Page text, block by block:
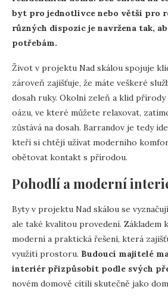
byt pro jednotlivce nebo větší pro
různých dispozic je navržena tak,
potřebám.
Život v projektu Nad skálou spojuje
zároveň zajišťuje, že máte veškeré
dosah ruky. Okolní zeleň a klid
oázu, ve které můžete relaxovat,
zůstává na dosah. Barrandov je tedy
kteří si chtějí užívat moderního
obětovat kontakt s přírodou.
Pohodlí a moderní
Byty v projektu Nad skálou se
ale také kvalitou provedení. Základem
moderní a praktická řešení, která
využití prostoru. Budoucí majitelé
interiér přizpůsobit podle svých
novém domově cítili skutečně jako